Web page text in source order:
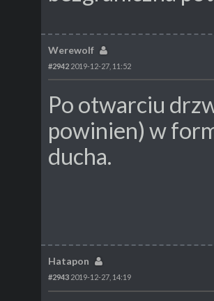
Werewolf
#2942 2019-12-27, 11:52
Po otwarciu
powinien) w
ducha.
Hatapon
#2943 2019-12-27, 14:19